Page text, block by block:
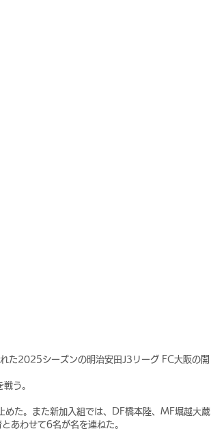
た2025シーズンの明治安田J3リーグ FC大阪の開
う。
た。また新加入組では、DF橋本陸、MF堀越大蔵
あわせて6名が名を連ねた。